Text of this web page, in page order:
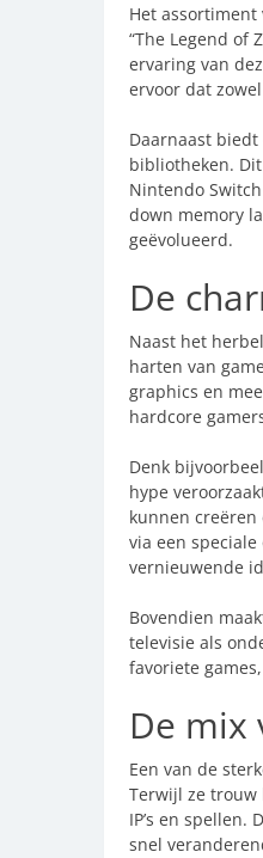
Het assortiment
“The Legend of
ervaring van
ervoor dat
Daarnaast biedt
bibliotheken.
Nintendo
down memory
geëvolueerd.
De
Naast het
harten van
graphics en
hardcore
Denk
hype
kunnen creëren
via een
vernieuwende
Bovendien
televisie als
favoriete
De mix
Een van de
Terwijl ze trouw
IP’s en
snel